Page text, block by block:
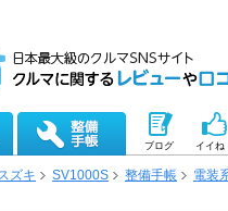
ブログ イイね
ズキ SV1000S 整備手帳 電装